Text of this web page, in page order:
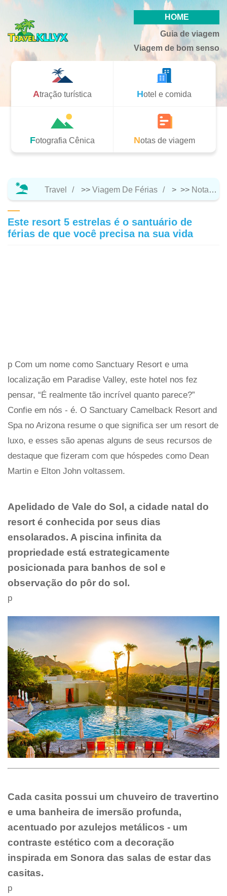
HOME
Guia de viagem
Viagem de bom senso
Atração turística Hotel e comida
Fotografia Cênica Notas de viagem
Travel >> Viagem De Férias > >> Notas De Viagem
Este resort 5 estrelas é o santuário de
férias de que você precisa na sua vida
p Com um nome como Sanctuary Resort e uma
localização em Paradise Valley, este hotel nos fez
pensar, “É realmente tão incrível quanto parece?”
Confie em nós - é. O Sanctuary Camelback Resort and
Spa no Arizona resume o que significa ser um resort de
luxo, e esses são apenas alguns de seus recursos de
destaque que fizeram com que hóspedes como Dean
Martin e Elton John voltassem.
Apelidado de Vale do Sol, a cidade natal do
resort é conhecida por seus dias
ensolarados. A piscina infinita da
propriedade está estrategicamente
posicionada para banhos de sol e
observação do pôr do sol.
p
Cada casita possui um chuveiro de travertino
e uma banheira de imersão profunda,
acentuado por azulejos metálicos - um
contraste estético com a decoração
inspirada em Sonora das salas de estar das
casitas.
p